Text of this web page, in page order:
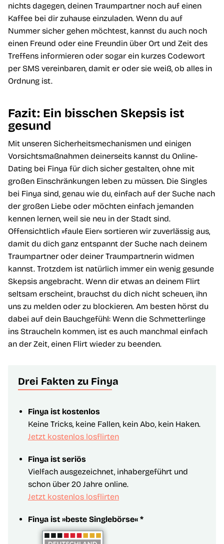
nichts dagegen, deinen Traumpartner noch auf einen
Kaffee bei dir zuhause einzuladen. Wenn du auf
Nummer sicher gehen möchtest, kannst du auch noch
einen Freund oder eine Freundin über Ort und Zeit des
Treffens informieren oder sogar ein kurzes Codewort
per SMS vereinbaren, damit er oder sie weiß, ob alles in
Ordnung ist.
Fazit: Ein bisschen Skepsis ist
gesund
Mit unseren Sicherheitsmechanismen und einigen
Vorsichtsmaßnahmen deinerseits kannst du Online-
Dating bei Finya für dich sicher gestalten, ohne mit
großen Einschränkungen leben zu müssen. Die Singles
bei Finya sind, genau wie du, einfach auf der Suche nach
der großen Liebe oder möchten einfach jemanden
kennen lernen, weil sie neu in der Stadt sind.
Offensichtlich »faule Eier« sortieren wir zuverlässig aus,
damit du dich ganz entspannt der Suche nach deinem
Traumpartner oder deiner Traumpartnerin widmen
kannst. Trotzdem ist natürlich immer ein wenig gesunde
Skepsis angebracht. Wenn dir etwas an deinem Flirt
seltsam erscheint, brauchst du dich nicht scheuen, ihn
uns zu melden oder zu blockieren. Am besten hörst du
dabei auf dein Bauchgefühl: Wenn die Schmetterlinge
ins Straucheln kommen, ist es auch manchmal einfach
an der Zeit, einen Flirt wieder zu beenden.
Drei Fakten zu Finya
Finya ist kostenlos
Keine Tricks, keine Fallen, kein Abo, kein Haken.
Jetzt kostenlos losflirten
Finya ist seriös
Vielfach ausgezeichnet, inhabergeführt und
schon über 20 Jahre online.
Jetzt kostenlos losflirten
Finya ist »beste Singlebörse« *